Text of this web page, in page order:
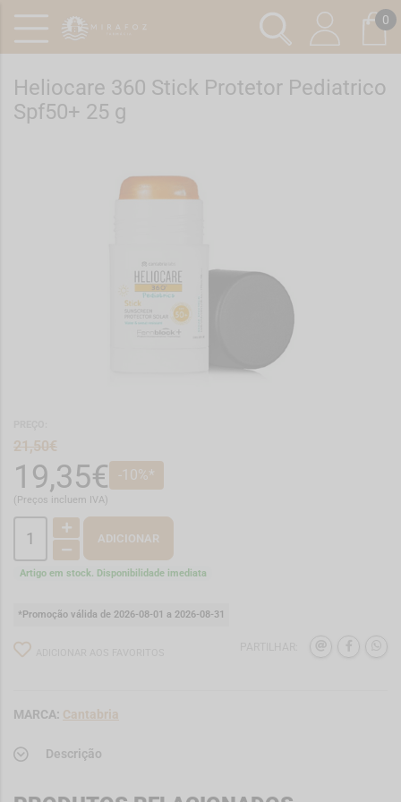
0
Heliocare 360 Stick Protetor Pediatrico
Spf50+ 25 g
21,50€
19,35€ -10%*
(Preços incluem IVA)
ADICIONAR
Artigo em stock. Disponibilidade imediata
*Promoção válida de 2026-08-01 a 2026-08-31
MARCA: Cantabria
Descrição